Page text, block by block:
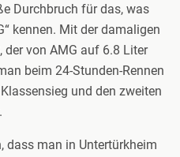
Durchbruch für das, was
kennen. Mit der damaligen
der von AMG auf 6.8 Liter
beim 24-Stunden-Rennen
und den zweiten
dass man in Untertürkheim